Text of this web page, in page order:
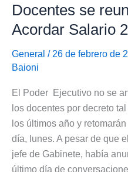
Salarial
2014
de
los
Empleados
Comercio
Docentes se
Acordar Salario
General / 26 de febrero de
Baioni
El Poder Ejecutivo no se
los docentes por decreto
los últimos año y
día, lunes. A pesar de que
jefe de Gabinete, había
último día de